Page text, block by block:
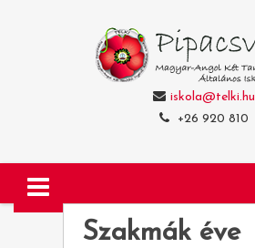
iskola@telki.hu
+26 920 810
Szakmák éve